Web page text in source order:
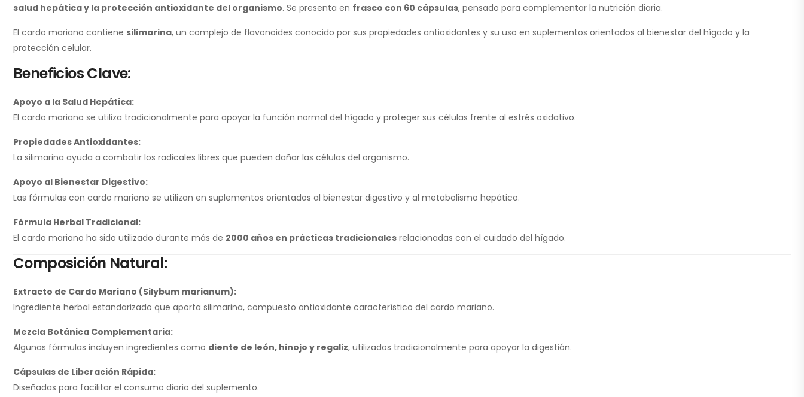
salud hepática y la protección antioxidante del organismo. Se presenta en frasco con 60 cápsulas, pensado para complementar la nutrición diaria.
El cardo mariano contiene silimarina, un complejo de flavonoides conocido por sus propiedades antioxidantes y su uso en suplementos orientados al bienestar del hígado y la
protección celular.
Beneficios Clave:
Apoyo a la Salud Hepática:
El cardo mariano se utiliza tradicionalmente para apoyar la función normal del hígado y proteger sus células frente al estrés oxidativo.
Propiedades Antioxidantes:
La silimarina ayuda a combatir los radicales libres que pueden dañar las células del organismo.
Apoyo al Bienestar Digestivo:
Las fórmulas con cardo mariano se utilizan en suplementos orientados al bienestar digestivo y al metabolismo hepático.
Fórmula Herbal Tradicional:
El cardo mariano ha sido utilizado durante más de 2000 años en prácticas tradicionales relacionadas con el cuidado del hígado.
Composición Natural:
Extracto de Cardo Mariano (Silybum marianum):
Ingrediente herbal estandarizado que aporta silimarina, compuesto antioxidante característico del cardo mariano.
Mezcla Botánica Complementaria:
Algunas fórmulas incluyen ingredientes como diente de león, hinojo y regaliz, utilizados tradicionalmente para apoyar la digestión.
Cápsulas de Liberación Rápida:
Diseñadas para facilitar el consumo diario del suplemento.